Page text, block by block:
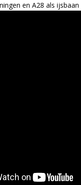
en A28 als ijsbaan